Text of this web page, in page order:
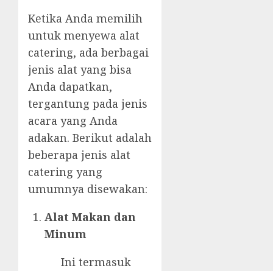
Ketika Anda memilih
untuk menyewa alat
catering, ada berbagai
jenis alat yang bisa
Anda dapatkan,
tergantung pada jenis
acara yang Anda
adakan. Berikut adalah
beberapa jenis alat
catering yang
umumnya disewakan:
Alat Makan dan
Minum
Ini termasuk